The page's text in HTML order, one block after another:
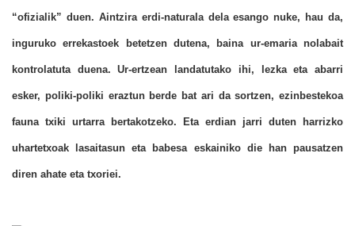
“ofizialik” duen. Aintzira erdi-naturala dela esango nuke, hau da,
inguruko errekastoek betetzen dutena, baina ur-emaria nolabait
kontrolatuta duena. Ur-ertzean landatutako ihi, lezka eta abarri
esker, poliki-poliki eraztun berde bat ari da sortzen, ezinbestekoa
fauna txiki urtarra bertakotzeko. Eta erdian jarri duten harrizko
uhartetxoak lasaitasun eta babesa eskainiko die han pausatzen
diren ahate eta txoriei.